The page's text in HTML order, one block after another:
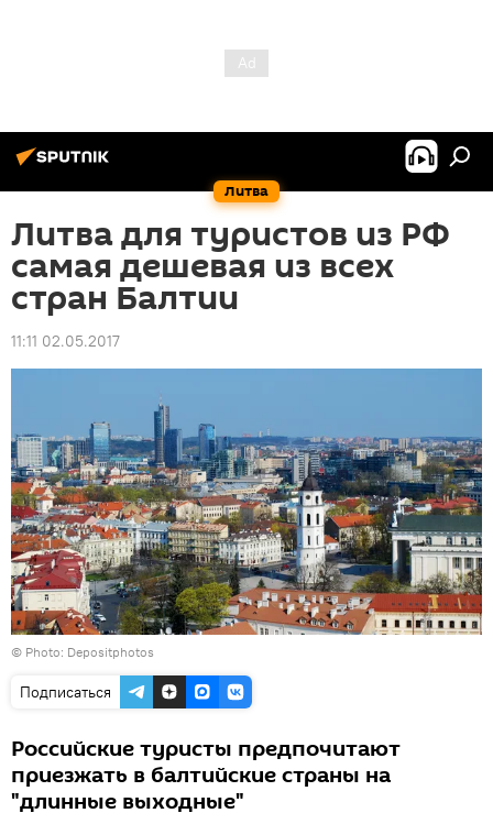
Литва
Литва для туристов из РФ
самая дешевая из всех
стран Балтии
11:11 02.05.2017
© Photo: Depositphotos
Подписаться
Российские туристы предпочитают
приезжать в балтийские страны на
"длинные выходные"